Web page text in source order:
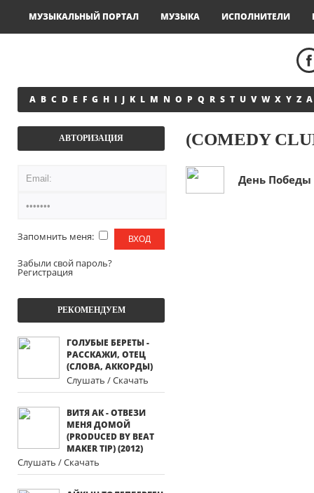
МУЗЫКАЛЬНЫЙ ПОРТАЛ МУЗЫКА ИСПОЛНИТЕЛИ
A B C D E F G H I J K L M N O P Q R S T U V W X Y Z А
АВТОРИЗАЦИЯ
Запомнить меня:
Забыли свой пароль?
Регистрация
РЕКОМЕНДУЕМ
ГОЛУБЫЕ БЕРЕТЫ -
РАССКАЖИ, ОТЕЦ
(СЛОВА, АККОРДЫ)
Слушать / Скачать
ВИТЯ АК - ОТВЕЗИ
МЕНЯ ДОМОЙ
(PRODUCED BY BEAT
MAKER TIP) (2012)
Слушать / Скачать
(COMEDY
День Победы